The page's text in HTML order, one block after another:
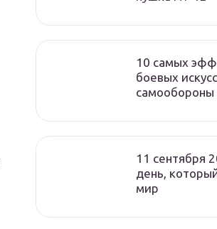
10 самых
боевых
самообороны
11 сентября
день,
мир